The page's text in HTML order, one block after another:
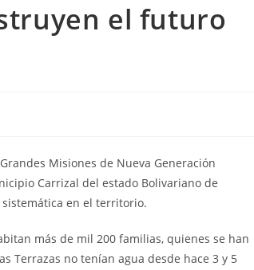
el futuro
Misiones de Nueva Generación
Carrizal del estado Bolivariano de
en el territorio.
más de mil 200 familias, quienes se han
Terrazas no tenían agua desde hace 3 y 5